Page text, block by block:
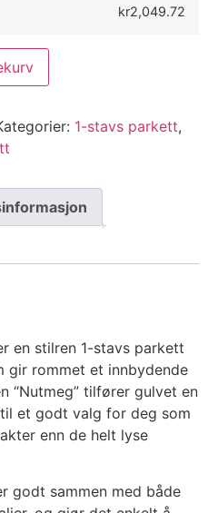
kr2,049.72
1-stavs parkett,
en stilren 1-stavs parkett
gir rommet et innbydende
“Nutmeg” tilfører gulvet en
et godt valg for deg som
enn de helt lyse
godt sammen med både